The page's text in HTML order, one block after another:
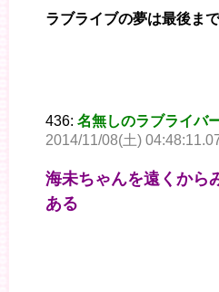
ラブライブの夢は最後ま
436: 名無しのラブライバ
2014/11/08(土)
海未ちゃんを遠くから
ある